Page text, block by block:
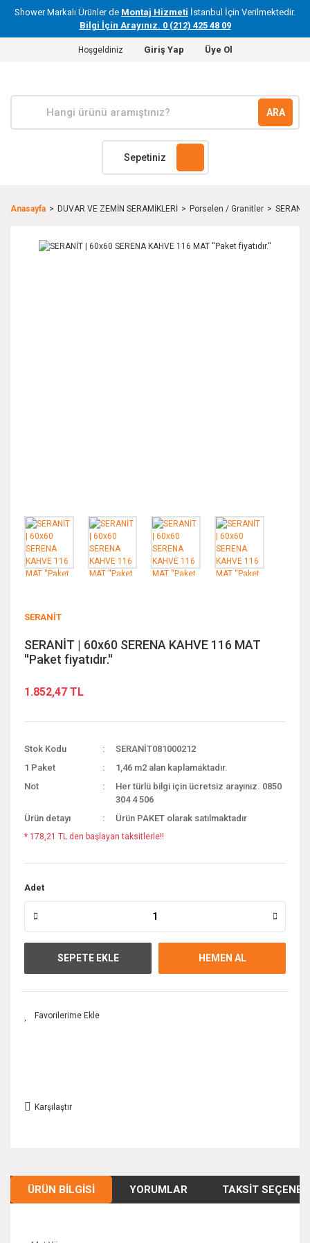
Shower Markalı Ürünler de Montaj Hizmeti İstanbul İçin Verilmektedir.
Bilgi İçin Arayınız. 0 (212) 425 48 09
Hoşgeldiniz Giriş Yap Üye Ol
ARA
Sepetiniz
Anasayfa DUVAR VE ZEMİN SERAMİKLERİ Porselen / Granitler
SERANİT
SERANİT | 60x60 SERENA KAHVE 116 MAT
''Paket fiyatıdır.''
1.852,47 TL
Stok Kodu
SERANİT081000212
1 Paket
1,46 m2 alan kaplamaktadır.
Not
Her türlü bilgi için ücretsiz arayınız. 0850
304 4 506
Ürün detayı
Ürün PAKET olarak satılmaktadır
* 178,21 TL den başlayan taksitlerle!!
Adet
SEPETE EKLE HEMEN AL
Karşılaştır
ÜRÜN BILGISI YORUMLAR TAKSIT